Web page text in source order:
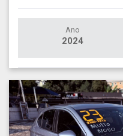
Ano
2024